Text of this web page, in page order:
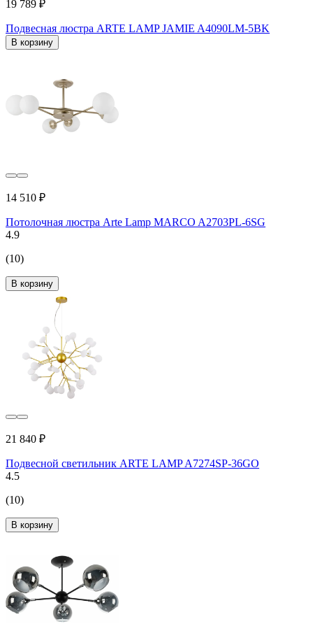
19 789 ₽
Подвесная люстра ARTE LAMP JAMIE A4090LM-5BK
В корзину
14 510 ₽
Потолочная люстра Arte Lamp MARCO A2703PL-6SG
4.9
(10)
В корзину
21 840 ₽
Подвесной светильник ARTE LAMP A7274SP-36GO
4.5
(10)
В корзину